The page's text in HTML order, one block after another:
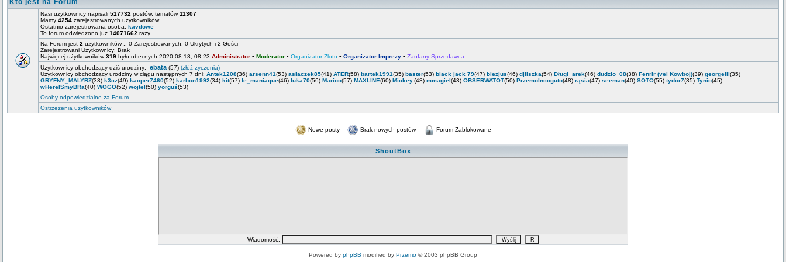
Kto jest na Forum
Nasi użytkownicy napisali 517732 postów, tematów11307
Mamy 4254 zarejestrowanych użytkowników
Ostatnio zarejestrowana osoba: kavdowe
To forum odwiedzono już 14071662 razy
Na Forum jest 2 użytkowników :: 0 Zarejestrowanych, 0 Ukrytych i 2 Gości
Zarejestrowani Użytkownicy: Brak
Najwięcej użytkowników319 było obecnych 2020-08-18, 08:23 Administrator • Moderator • Organizator Zlotu • Organizator Imprezy • Zaufany Sprzedawca
Użytkownicy obchodzący dziś urodziny: ebata (57) (złóż życzenia)
Użytkownicy obchodzący urodziny w ciągu następnych 7 dni: Antek1208(36) arsenn41(53) asiaczek85(41) ATER(58) bartek1991(35) baster(53) black jack 79(47) blezjus(46) djliszka(54) Długi_arek(46) dudzio_08(38) Fenrir (vel Kowboj)(39) georgeiii(35)
GRYFNY_MALYRZ(33) k3cz(49) kacper7460(52) karbon1992(34) kit(57) le_maniaque(46) luka70(56) Marioo(57) MAXLINE(60) Mickey.(48) mmagiel(43) OBSERWATOT(50) PrzemoIncoguto(48) rąsia(47) seeman(40) SOTO(55) tydor7(35) Tynio(45)
wHereISmyBRa(40) WOGO(52) wojtel(50) yorguś(53)
Osoby odpowiedzialne za Forum
Ostrzeżenia użytkowników
Nowe posty Brak nowych postów Forum Zablokowane
ShoutBox
Wiadomość:
Powered by phpBB modified by Przemo © 2003 phpBB Group